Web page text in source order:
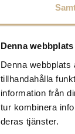
Denna
Denna
tillhandahålla
information från
tur kombinera
deras tjänster.